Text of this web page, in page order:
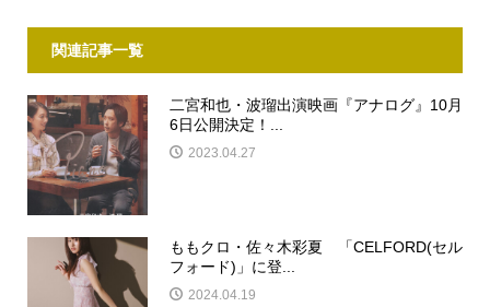
関連記事一覧
二宮和也・波瑠出演映画『アナログ』10月
6日公開決定！...
2023.04.27
ももクロ・佐々木彩夏 「CELFORD(セル
フォード)」に登...
2024.04.19